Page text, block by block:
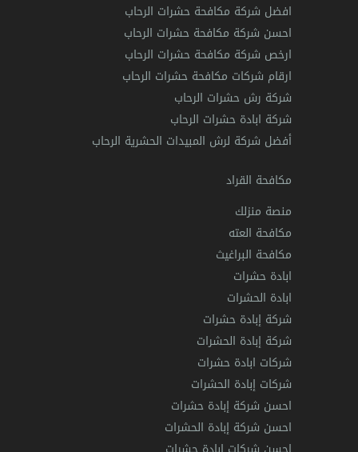
افضل شركة مكافحة حشرات الرحاب
احسن شركة مكافحة حشرات الرحاب
ارخص شركة مكافحة حشرات الرحاب
ارقام شركات مكافحة حشرات الرحاب
شركة رش حشرات الرحاب
شركة ابادة حشرات الرحاب
أفضل شركة لرش المبيدات الحشرية الرحاب
مكافحة القراد
منصة منزلك
مكافحة العته
مكافحة البراغيث
ابادة حشرات
ابادة الحشرات
شركة إبادة حشرات
شركة إبادة الحشرات
شركات ابادة حشرات
شركات إبادة الحشرات
احسن شركة إبادة حشرات
احسن شركة إبادة الحشرات